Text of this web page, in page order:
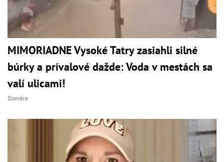
MIMORIADNE Vysoké Tatry zasiahli silné
búrky a prívalové dažde: Voda v mestách sa
valí ulicami!
Domáce